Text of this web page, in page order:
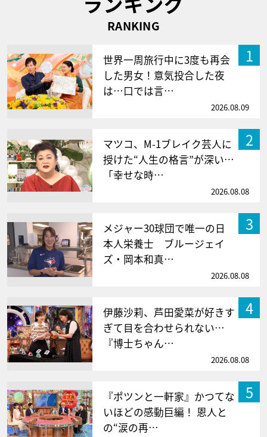
RANKING
1
世界一周旅行中に3度も再会
した男女！意気投合した夜
は…口では言…
2026.08.09
2
マツコ、M-1ブレイク芸人に
授けた“人生の格言”が深い…
「幸せな時…
2026.08.08
3
メジャー30球団で唯一の日
本人栄養士 ブルージェイ
ズ・岡本和真…
2026.08.08
4
伊藤沙莉、芦田愛菜が好きす
ぎて目を合わせられない…
『博士ちゃん…
2026.08.08
5
『ポツンと一軒家』かつてな
いほどの感動巨編！ 恩人と
の“涙の再…